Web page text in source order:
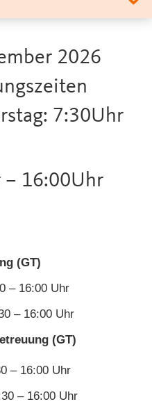
2026
7:30Uhr
16:00Uhr
(GT)
– 16:00 Uhr
Uhr
(GT)
– 16:00 Uhr
Uhr